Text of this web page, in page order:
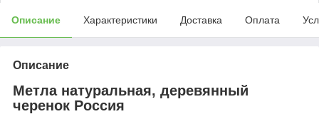
Описание Характеристики Доставка Оплата
Описание
Метла натуральная, деревянный
черенок Россия